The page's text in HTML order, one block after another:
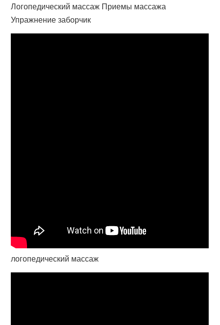
Логопедический массаж Приемы массажа
Упражнение заборчик
логопедический массаж